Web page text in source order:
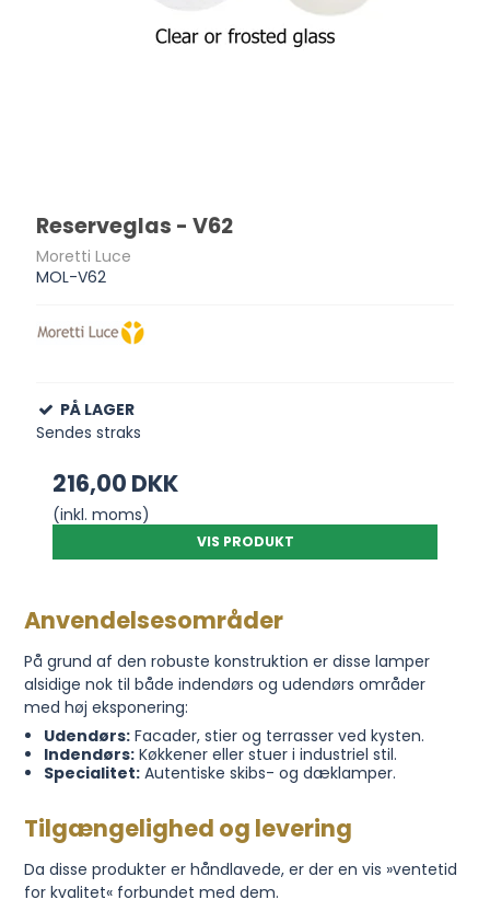
Reserveglas - V62
Moretti Luce
MOL-V62
PÅ LAGER
Sendes straks
216,00 DKK
(inkl. moms)
VIS PRODUKT
Anvendelsesområder
På grund af den robuste konstruktion er disse lamper
alsidige nok til både indendørs og udendørs områder
med høj eksponering:
Udendørs:Facader, stier og terrasser ved kysten.
Indendørs:Køkkener eller stuer i industriel stil.
Specialitet:Autentiske skibs- og dæklamper.
Tilgængelighed og levering
Da disse produkter er håndlavede, er der en vis »ventetid
for kvalitet« forbundet med dem.